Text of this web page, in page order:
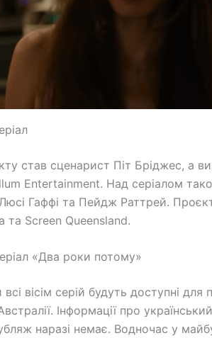
став сценарист Піт Бріджес, а
Entertainment. Над серіалом
Гаффі та Пейдж Раттрей.
та Screen Queensland.
«Два роки потому»
всі вісім серій будуть доступні
Інформації про
наразі немає. Водночас у